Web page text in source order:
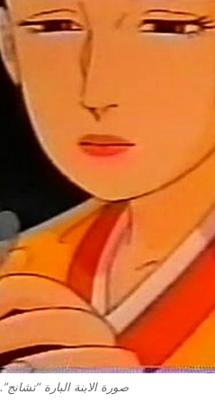
صورة الابنة البارة “تشانج”.